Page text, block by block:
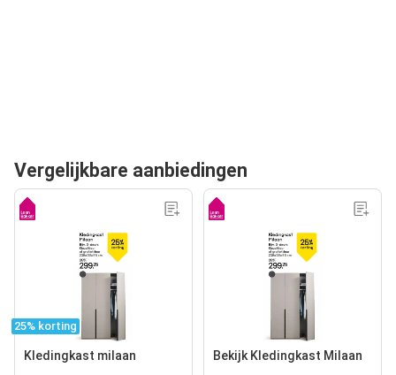
Vergelijkbare aanbiedingen
25% korting
Kledingkast milaan Bekijk Kledingkast Milaan